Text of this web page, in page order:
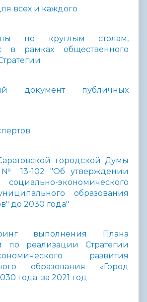
всех и каждого
по круглым столам,
в рамках общественного
документ публичных
городской Думы
№ 13-102 "Об утверждении
экономического
образования
до 2030 года"
выполнения Плана
по реализации Стратегии
развития
образования «Город
года за 2021 год